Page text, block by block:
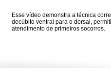
Esse vídeo demonstra a técnica
decúbito ventral para o dorsal,
atendimento de primeiros socorros.